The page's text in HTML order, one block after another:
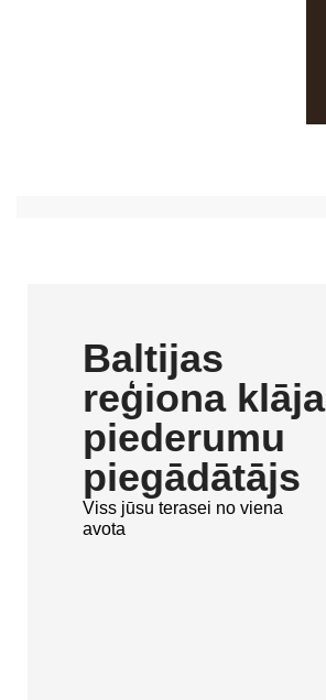
Baltijas
reģiona klāja
piederumu
piegādātājs
Viss jūsu terasei no viena
avota